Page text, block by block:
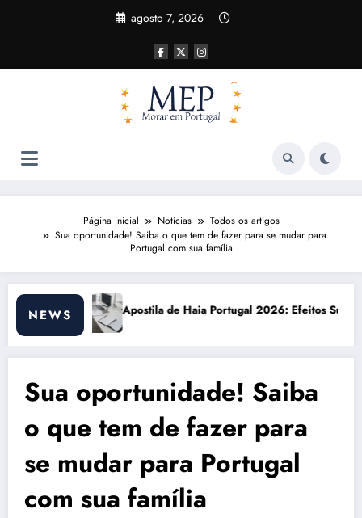
agosto 7, 2026
Página inicial Notícias
Todos os artigos
Sua oportunidade! Saiba o que tem de fazer para se mudar para
Portugal com sua família
NEWS
Portugal 2026: Efeitos Surpreendentes e OportunidadesCusto de vida
Sua oportunidade! Saiba
o que tem de fazer para
se mudar para Portugal
com sua família